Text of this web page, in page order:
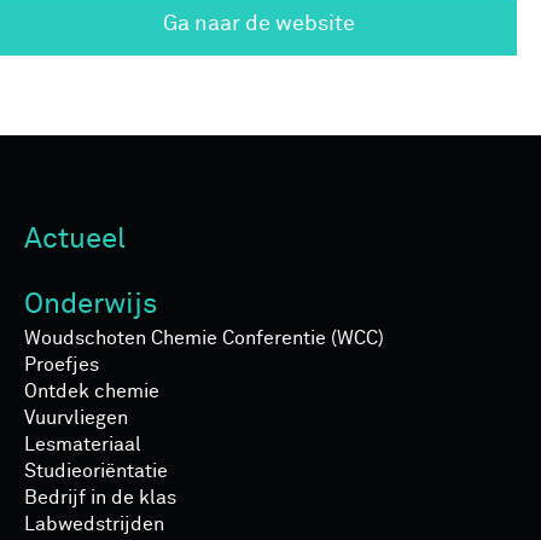
Ga naar de website
Actueel
Onderwijs
Woudschoten Chemie Conferentie (WCC)
Proefjes
Ontdek chemie
Vuurvliegen
Lesmateriaal
Studieoriëntatie
Bedrijf in de klas
Labwedstrijden